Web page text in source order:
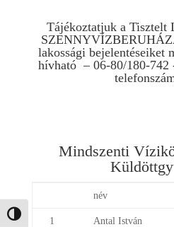
Nagy kontraszt váltása
Tájékoztatjuk a Tisztelt
lakossági bejelentéseiket
hívható – 06-80/180-742
Mindszenti
név
1 Antal István